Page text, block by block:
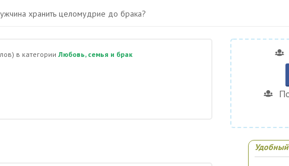
хранить целомудрие до брака?
в категории Любовь, семья и брак